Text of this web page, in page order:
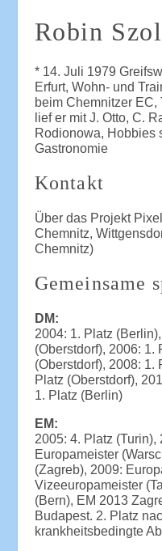
Robin
* 14. Juli 1979
Erfurt, Wohn- und
beim Chemnitzer EC,
lief er mit J. Otto, C.
Rodionowa, Hobbies
Gastronomie
Kontakt
Über das Projekt
Chemnitz,
Chemnitz)
Gemeinsame
DM:
2004: 1. Platz
(Oberstdorf), 2006: 1.
(Oberstdorf), 2008: 1.
Platz (Oberstdorf),
1. Platz (Berlin)
EM:
2005: 4. Platz (Turin),
Europameister
(Zagreb), 2009:
Vizeeuropameister
(Bern), EM 2013
Budapest. 2. Platz
krankheitsbedingte